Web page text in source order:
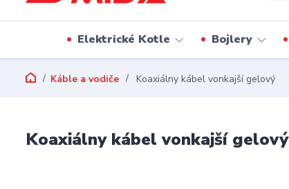
Elektrické Kotle Bojlery
Káble a vodiče Koaxiálny kábel vonkajší gelový
Koaxiálny kábel vonkajší gelový